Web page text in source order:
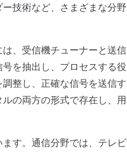
技術など、さまざまな分野
、受信機チューナーと送信
を抽出し、プロセスする役
整し、正確な信号を送信す
の両方の形式で存在し、用
す。通信分野では、テレビ